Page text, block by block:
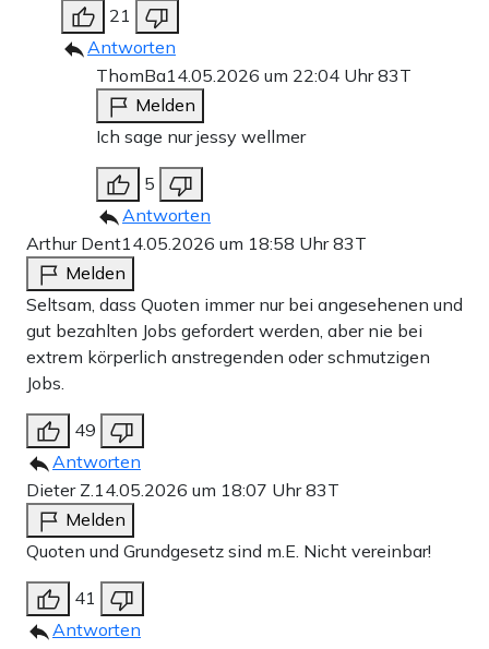
21
Antworten
ThomBa14.05.2026 um 22:04 Uhr83T
Melden
Ich sage nur jessy wellmer
5
Antworten
Arthur Dent14.05.2026 um 18:58 Uhr83T
Melden
Seltsam, dass Quoten immer nur bei angesehenen und
gut bezahlten Jobs gefordert werden, aber nie bei
extrem körperlich anstregenden oder schmutzigen
Jobs.
49
Antworten
Dieter Z.14.05.2026 um 18:07 Uhr83T
Melden
Quoten und Grundgesetz sind m.E. Nicht vereinbar!
41
Antworten